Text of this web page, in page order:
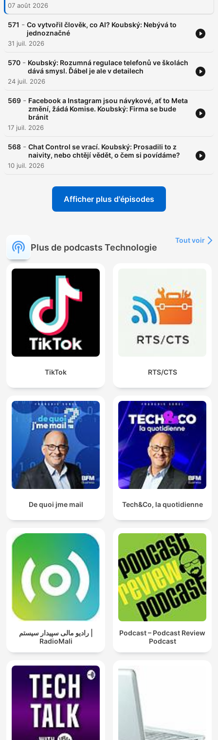
07 août 2026
571 - Co vytvořil člověk, co AI? Koubský: Nebývá to
jednoznačné
31 juil. 2026
570 - Koubský: Rozumná regulace telefonů ve školách
dává smysl. Ďábel je ale v detailech
24 juil. 2026
569 - Facebook a Instagram jsou návykové, ať to Meta
změní, žádá Komise. Koubský: Firma se bude
bránit
17 juil. 2026
568 - Chat Control se vrací. Koubský: Prosadili to z
naivity, nebo chtějí vědět, o čem si povídáme?
10 juil. 2026
Afficher plus d'épisodes
Plus de podcasts Technologie
Tout voir
TikTok RTS/CTS
De quoi jme mail Tech&Co, la quotidienne
رادیو مالی سپیدار سیستم |
RadioMali
Podcast – Podcast Review
Podcast